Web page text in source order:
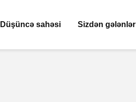
Düşüncə sahəsi Sizdən gələnlər